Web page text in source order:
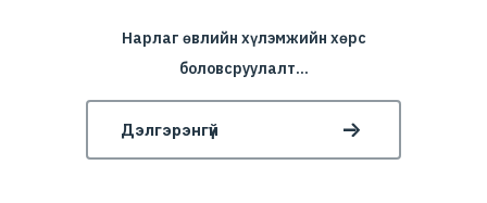
Нарлаг өвлийн хүлэмжийн хөрс
боловсруулалт...
Дэлгэрэнгүй